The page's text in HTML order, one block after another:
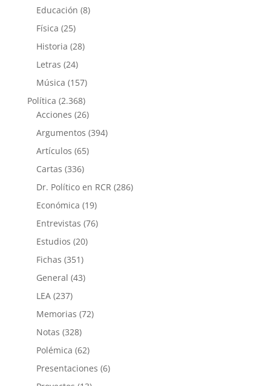
Educación (8)
Física (25)
Historia (28)
Letras (24)
Música (157)
Política (2.368)
Acciones (26)
Argumentos (394)
Artículos (65)
Cartas (336)
Dr. Político en RCR (286)
Económica (19)
Entrevistas (76)
Estudios (20)
Fichas (351)
General (43)
LEA(237)
Memorias (72)
Notas (328)
Polémica (62)
Presentaciones (6)